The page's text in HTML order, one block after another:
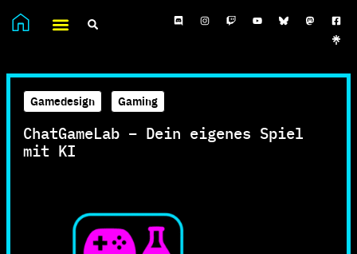
Gamedesign Gaming
ChatGameLab – Dein eigenes Spiel
mit KI